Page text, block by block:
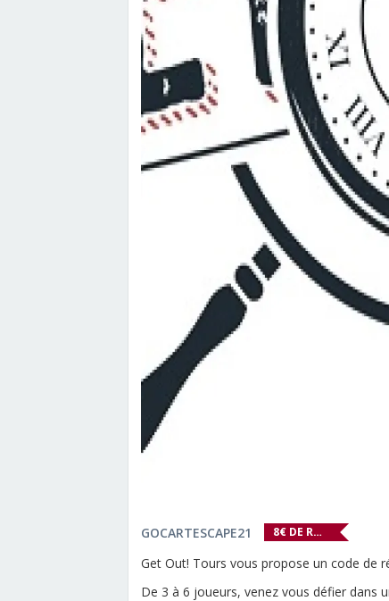
GOCARTESCAPE21 8€ DE RÉDUCTION SUR VOTRE PARTIE !
Get Out! Tours vous propose un code de
De 3 à 6 joueurs, venez vous défier dans